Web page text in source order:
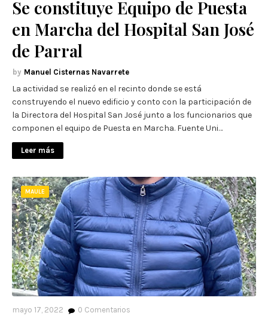
Se constituye Equipo de Puesta
en Marcha del Hospital San José
de Parral
Manuel Cisternas Navarrete
La actividad se realizó en el recinto donde se está
construyendo el nuevo edificio y conto con la participación de
la Directora del Hospital San José junto a los funcionarios que
componen el equipo de Puesta en Marcha. Fuente Uni…
Leer más
MAULE
mayo 17, 2022 0 Comentarios